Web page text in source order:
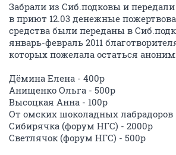
Забрали из Сиб.подковы и
в приют 12.03 денежные
средства были переданы в
январь-февраль 2011
которых пожелала остаться
Дёмина Елена - 400р
Анищенко Ольга - 500р
Высоцкая Анна - 100р
От омских шоколадных лабрадоров
Сибирячка (форум НГС) - 2000р
Светлячок (форум НГС) - 500р